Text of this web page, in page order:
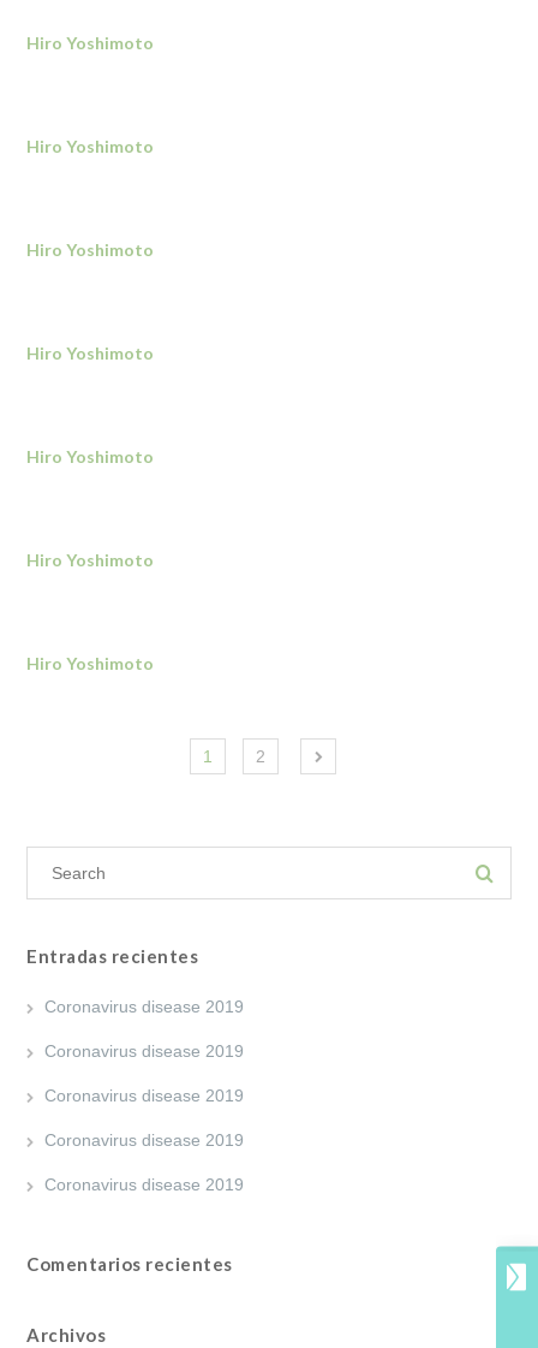
Hiro Yoshimoto
Hiro Yoshimoto
Hiro Yoshimoto
Hiro Yoshimoto
Hiro Yoshimoto
Hiro Yoshimoto
Hiro Yoshimoto
1 2
Entradas recientes
Coronavirus disease 2019
Coronavirus disease 2019
Coronavirus disease 2019
Coronavirus disease 2019
Coronavirus disease 2019
Comentarios recientes
Archivos